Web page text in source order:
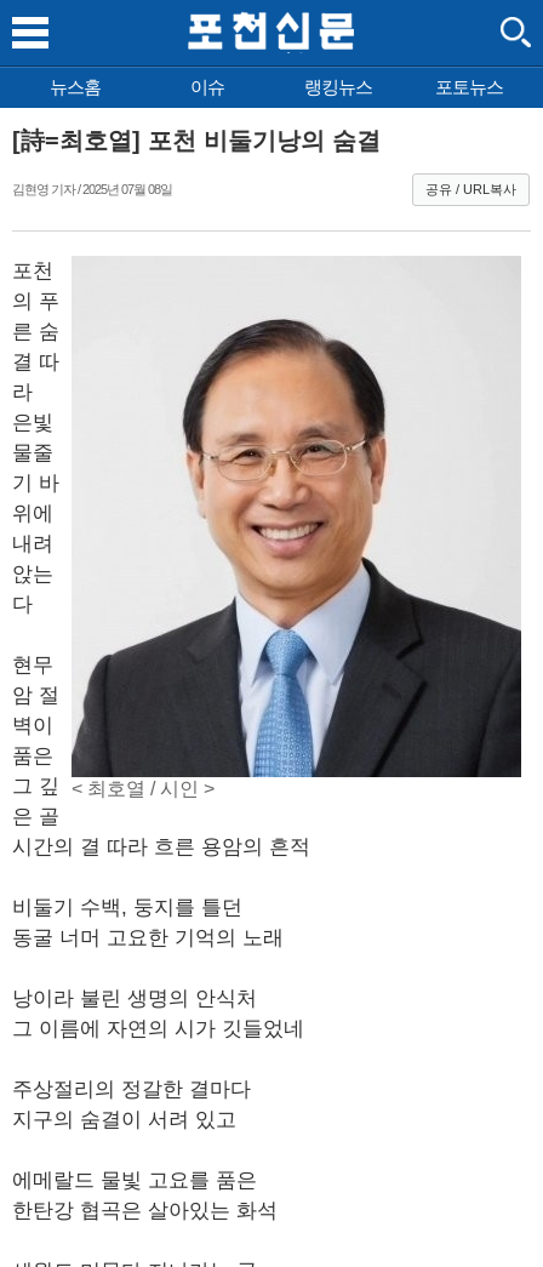
뉴스홈 이슈 랭킹뉴스 포토뉴스
[詩=최호열] 포천 비둘기낭의 숨결
김현영 기자 / 2025년 07월 08일 공유 / URL복사
< 최호열 / 시인 >
포천
의 푸
른 숨
결 따
라
은빛
물줄
기 바
위에
내려
앉는
다
현무
암 절
벽이
품은
그 깊
은 골
시간의 결 따라 흐른 용암의 흔적
비둘기 수백, 둥지를 틀던
동굴 너머 고요한 기억의 노래
낭이라 불린 생명의 안식처
그 이름에 자연의 시가 깃들었네
주상절리의 정갈한 결마다
지구의 숨결이 서려 있고
에메랄드 물빛 고요를 품은
한탄강 협곡은 살아있는 화석